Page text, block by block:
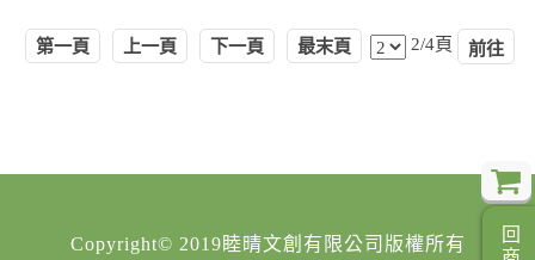
第一頁 上一頁 下一頁 最末頁 2/4頁
Copyright© 2019睦晴文創有限公司版權所有